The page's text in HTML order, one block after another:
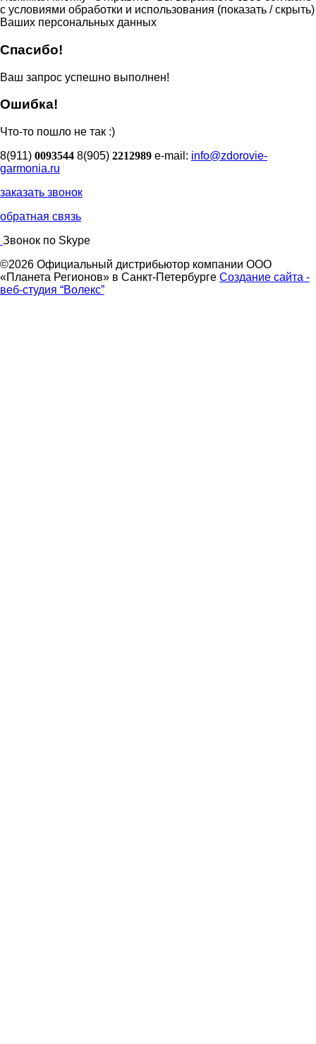
с условиями обработки и использования (показать / скрыть)
Ваших персональных данных
Спасибо!
Ваш запрос успешно выполнен!
Ошибка!
Что-то пошло не так :)
8(911) 0093544 8(905) 2212989 e-mail: info@zdorovie-
garmonia.ru
заказать звонок
обратная связь
Звонок по Skype
©2026 Официальный дистрибьютор компании ООО
«Планета Регионов» в Санкт-Петербурге Создание сайта -
веб-студия “Волекс”